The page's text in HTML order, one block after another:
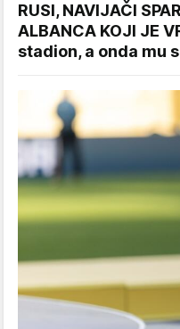
RUSI, NAVIJAČI
ALBANCA KOJI JE
stadion, a onda mu